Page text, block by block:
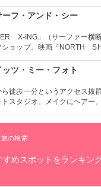
国の可愛いファッション好き
ーフ・アンド・シー
X-ING」（サーファー横
ショップ。映画『NORTH
ッフもいるから、日本語で安
ッツ・ミー・フォト
ら徒歩一分というアクセス抜
トスタジオ。メイクにヘアー
品を持ち帰ることができる。
おり、様々なメディアに取り
旅の検索
めスポットをランキン